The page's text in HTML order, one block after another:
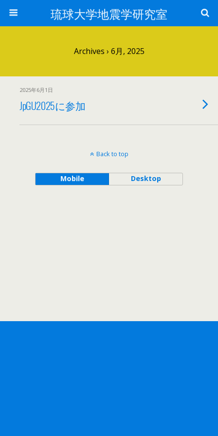
琉球大学地震学研究室
Archives › 6月, 2025
2025年6月1日
JpGU2025に参加
Back to top
Mobile Desktop